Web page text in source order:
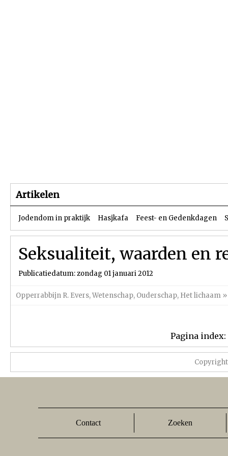
Artikelen
Jodendom in praktijk Hasjkafa Feest- en Gedenkdagen
Seksualiteit, waarden en
Publicatiedatum: zondag 01 januari 2012
Opperrabbijn R. Evers,Wetenschap, Ouderschap, Het lichaam »
Pagina index:
Contact Zoeken